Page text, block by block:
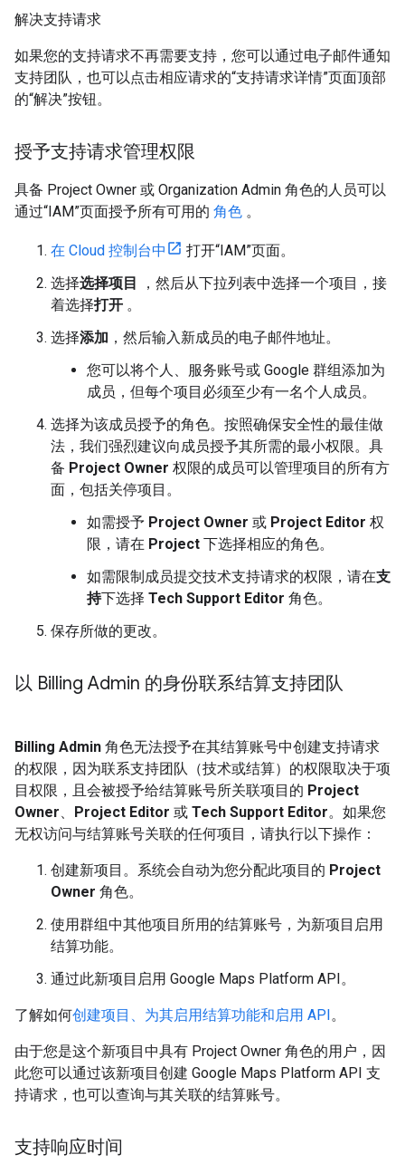
解决支持请求
如果您的支持请求不再需要支持，您可以通过电子邮件通知
支持团队，也可以点击相应请求的“支持请求详情”页面顶部
的“解决”按钮。
授予支持请求管理权限
具备 Project Owner 或 Organization Admin 角色的人员可以
通过“IAM”页面授予所有可用的 角色 。
在 Cloud 控制台中
打开“IAM”页面。
选择选择项目
，然后从下拉列表中选择一个项目，接
着选择打开 。
选择添加 ，然后输入新成员的电子邮件地址。
您可以将个人、服务账号或 Google 群组添加为
成员，但每个项目必须至少有一名个人成员。
选择为该成员授予的角色。按照确保安全性的最佳做
法，我们强烈建议向成员授予其所需的最小权限。具
备 Project Owner 权限的成员可以管理项目的所有方
面，包括关停项目。
如需授予 Project Owner 或 Project Editor 权
限，请在 Project 下选择相应的角色。
如需限制成员提交技术支持请求的权限，请在支
持下选择 Tech Support Editor 角色。
保存所做的更改。
以 Billing Admin 的身份联系结算支持团队
Billing Admin 角色无法授予在其结算账号中创建支持请求
的权限，因为联系支持团队（技术或结算）的权限取决于项
目权限，且会被授予给结算账号所关联项目的 Project
Owner
Project Editor 或 Tech Support Editor。如果您
无权访问与结算账号关联的任何项目，请执行以下操作：
创建新项目。系统会自动为您分配此项目的 Project
Owner 角色。
使用群组中其他项目所用的结算账号，为新项目启用
结算功能。
通过此新项目启用 Google Maps Platform API。
了解如何创建项目、为其启用结算功能和启用 API。
由于您是这个新项目中具有 Project Owner 角色的用户，因
此您可以通过该新项目创建 Google Maps Platform API 支
持请求，也可以查询与其关联的结算账号。
支持响应时间